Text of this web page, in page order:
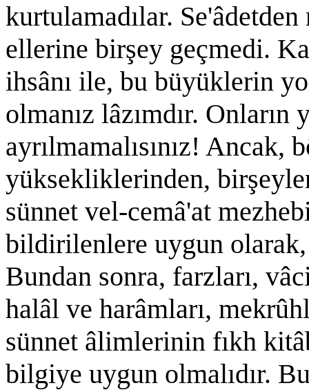
kurtulamadılar.
ellerine birşey geçmedi.
ihsânı ile, bu büyüklerin
olmanız lâzımdır. Onların
ayrılmamalısınız! Ancak,
yüksekliklerinden,
sünnet vel-cemâ'at
bildirilenlere uygun olarak,
Bundan sonra, farzları,
halâl ve harâmları,
sünnet âlimlerinin fıkh
bilgiye uygun olmalıdır.